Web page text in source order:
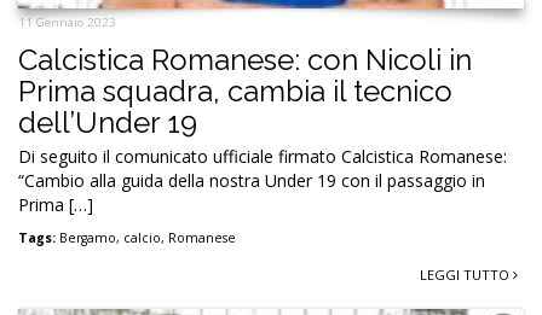
11 Gennaio 2023
Calcistica Romanese: con Nicoli in
Prima squadra, cambia il tecnico
dell’Under 19
Di seguito il comunicato ufficiale firmato Calcistica Romanese:
“Cambio alla guida della nostra Under 19 con il passaggio in
Prima […]
Tags: Bergamo, calcio, Romanese
LEGGI TUTTO